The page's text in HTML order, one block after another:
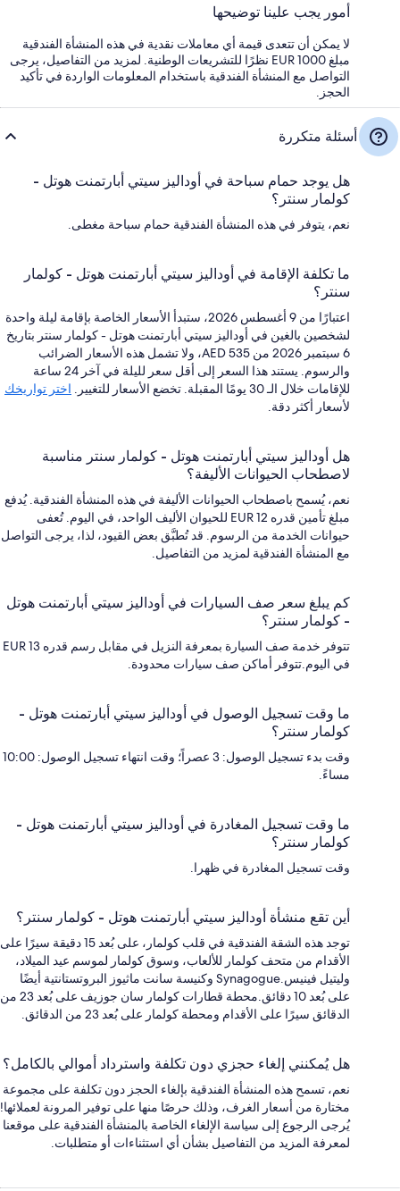
أمور يجب علينا توضيحها
لا يمكن أن تتعدى قيمة أي معاملات نقدية في هذه المنشأة الفندقية
مبلغ EUR 1000 نظرًا للتشريعات الوطنية. لمزيد من التفاصيل، يرجى
التواصل مع المنشأة الفندقية باستخدام المعلومات الواردة في تأكيد
الحجز.
أسئلة متكررة
هل يوجد حمام سباحة في أوداليز سيتي أبارتمنت هوتل -
كولمار سنتر؟
نعم، يتوفر في هذه المنشأة الفندقية حمام سباحة مغطى.
ما تكلفة الإقامة في أوداليز سيتي أبارتمنت هوتل - كولمار
سنتر؟
اعتبارًا من 9 أغسطس 2026، ستبدأ الأسعار الخاصة بإقامة ليلة واحدة
لشخصين بالغين في أوداليز سيتي أبارتمنت هوتل - كولمار سنتر بتاريخ
6 سبتمبر 2026 من AED 535، ولا تشمل هذه الأسعار الضرائب
والرسوم. يستند هذا السعر إلى أقل سعر لليلة في آخر 24 ساعة
للإقامات خلال الـ 30 يومًا المقبلة. تخضع الأسعار للتغيير.
اختر تواريخك
لأسعار أكثر دقة.
هل أوداليز سيتي أبارتمنت هوتل - كولمار سنتر مناسبة
لاصطحاب الحيوانات الأليفة؟
نعم، يُسمح باصطحاب الحيوانات الأليفة في هذه المنشأة الفندقية. يُدفع
مبلغ تأمين قدره EUR 12 للحيوان الأليف الواحد، في اليوم. تُعفى
حيوانات الخدمة من الرسوم. قد تُطبَّق بعض القيود، لذا، يرجى التواصل
مع المنشأة الفندقية لمزيد من التفاصيل.
كم يبلغ سعر صف السيارات في أوداليز سيتي أبارتمنت هوتل
- كولمار سنتر؟
تتوفر خدمة صف السيارة بمعرفة النزيل في مقابل رسم قدره EUR 13
في اليوم.تتوفر أماكن صف سيارات محدودة.
ما وقت تسجيل الوصول في أوداليز سيتي أبارتمنت هوتل -
كولمار سنتر؟
وقت بدء تسجيل الوصول: 3 عصراً؛ وقت انتهاء تسجيل الوصول: 10:00
مساءً.
ما وقت تسجيل المغادرة في أوداليز سيتي أبارتمنت هوتل -
كولمار سنتر؟
وقت تسجيل المغادرة في ظهرا.
أين تقع منشأة أوداليز سيتي أبارتمنت هوتل - كولمار سنتر؟
توجد هذه الشقة الفندقية في قلب كولمار، على بُعد 15 دقيقة سيرًا على
الأقدام من متحف كولمار للألعاب، وسوق كولمار لموسم عيد الميلاد،
وليتيل فينيس.Synagogue وكنيسة سانت ماثيوز البروتستانتية أيضًا
على بُعد 10 دقائق.محطة قطارات كولمار سان جوزيف على بُعد 23 من
الدقائق سيرًا على الأقدام ومحطة كولمار على بُعد 23 من الدقائق.
هل يُمكنني إلغاء حجزي دون تكلفة واسترداد أموالي بالكامل؟
نعم، تسمح هذه المنشأة الفندقية بإلغاء الحجز دون تكلفة على مجموعة
مختارة من أسعار الغرف، وذلك حرصًا منها على توفير المرونة لعملائها!
يُرجى الرجوع إلى سياسة الإلغاء الخاصة بالمنشأة الفندقية على موقعنا
لمعرفة المزيد من التفاصيل بشأن أي استثناءات أو متطلبات.